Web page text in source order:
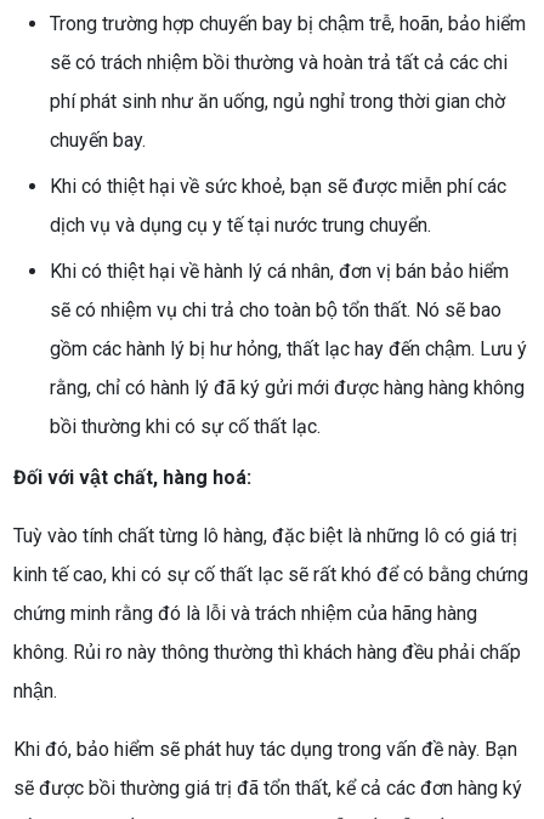
Trong trường hợp chuyến bay bị chậm trễ, hoãn, bảo hiểm
sẽ có trách nhiệm bồi thường và hoàn trả tất cả các chi
phí phát sinh như ăn uống, ngủ nghỉ trong thời gian chờ
chuyến bay.
Khi có thiệt hại về sức khoẻ, bạn sẽ được miễn phí các
dịch vụ và dụng cụ y tế tại nước trung chuyển.
Khi có thiệt hại về hành lý cá nhân, đơn vị bán bảo hiểm
sẽ có nhiệm vụ chi trả cho toàn bộ tổn thất. Nó sẽ bao
gồm các hành lý bị hư hỏng, thất lạc hay đến chậm. Lưu ý
rằng, chỉ có hành lý đã ký gửi mới được hàng hàng không
bồi thường khi có sự cố thất lạc.
Đối với vật chất, hàng hoá:
Tuỳ vào tính chất từng lô hàng, đặc biệt là những lô có giá trị
kinh tế cao, khi có sự cố thất lạc sẽ rất khó để có bằng chứng
chứng minh rằng đó là lỗi và trách nhiệm của hãng hàng
không. Rủi ro này thông thường thì khách hàng đều phải chấp
nhận.
Khi đó, bảo hiểm sẽ phát huy tác dụng trong vấn đề này. Bạn
sẽ được bồi thường giá trị đã tổn thất, kể cả các đơn hàng ký